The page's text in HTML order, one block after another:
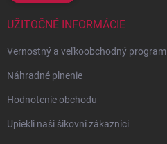
UŽITOČNÉ INFORMÁCIE
Vernostný a veľkoobchodný program
Náhradné plnenie
Hodnotenie obchodu
Upiekli naši šikovní zákazníci